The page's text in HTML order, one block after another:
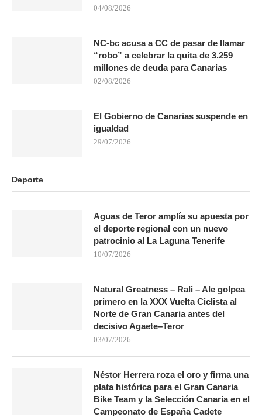
04/08/2026
NC-bc acusa a CC de pasar de llamar
“robo” a celebrar la quita de 3.259
millones de deuda para Canarias
02/08/2026
El Gobierno de Canarias suspende en
igualdad
29/07/2026
Deporte
Aguas de Teror amplía su apuesta por
el deporte regional con un nuevo
patrocinio al La Laguna Tenerife
10/07/2026
Natural Greatness – Rali – Ale golpea
primero en la XXX Vuelta Ciclista al
Norte de Gran Canaria antes del
decisivo Agaete–Teror
03/07/2026
Néstor Herrera roza el oro y firma una
plata histórica para el Gran Canaria
Bike Team y la Selección Canaria en el
Campeonato de España Cadete